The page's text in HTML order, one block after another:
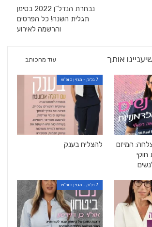
נבחרת הנדל"ן 2022 בסימן
תגלית השנה! כל הפרטים
והרשמה לאירוע
אותך עוד מהכותב
המיזם
7 בלוק - מגזין סופ"ש
להצליח בענק
7 בלוק - מגזין סופ"ש